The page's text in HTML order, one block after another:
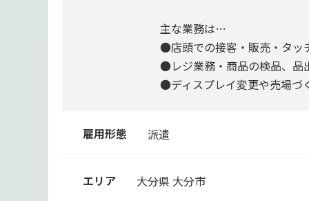
主な業務は…
●店頭での接客・販売・タッ
●レジ業務・商品の検品、品
●ディスプレイ変更や売場づ
雇用形態 派遣
エリア 大分県 大分市